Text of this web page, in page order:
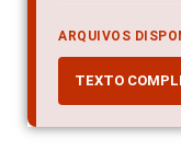
ARQUIVOS
TEXTO